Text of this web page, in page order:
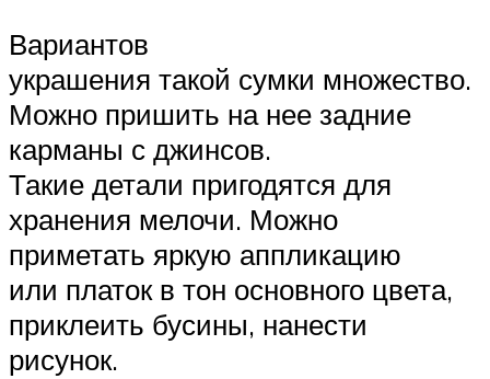
Вариантов
украшения такой сумки множество.
Можно пришить на нее задние
карманы с джинсов.
Такие детали пригодятся для
хранения мелочи. Можно
приметать яркую аппликацию
или платок в тон основного цвета,
приклеить бусины, нанести
рисунок.